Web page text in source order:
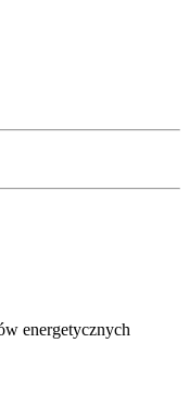
energetycznych